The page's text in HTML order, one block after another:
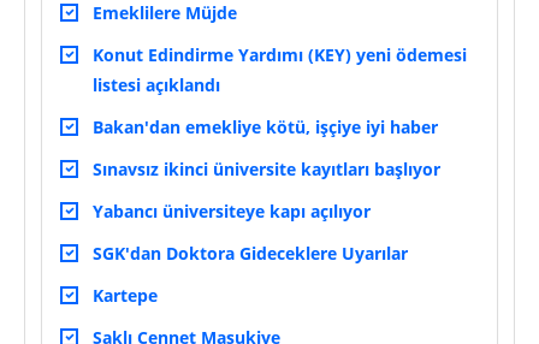
Emeklilere Müjde
Konut Edindirme Yardımı (KEY) yeni ödemesi
listesi açıklandı
Bakan'dan emekliye kötü, işçiye iyi haber
Sınavsız ikinci üniversite kayıtları başlıyor
Yabancı üniversiteye kapı açılıyor
SGK'dan Doktora Gideceklere Uyarılar
Kartepe
Saklı Cennet Maşukiye